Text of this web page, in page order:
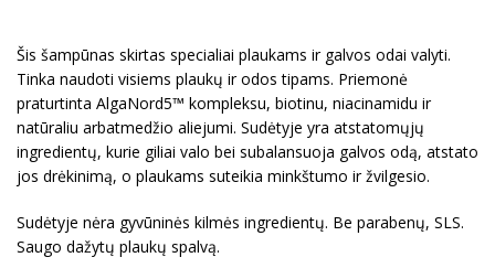
Šis šampūnas skirtas specialiai plaukams ir galvos odai valyti.
Tinka naudoti visiems plaukų ir odos tipams. Priemonė
praturtinta AlgaNord5™ kompleksu, biotinu, niacinamidu ir
natūraliu arbatmedžio aliejumi. Sudėtyje yra atstatomųjų
ingredientų, kurie giliai valo bei subalansuoja galvos odą, atstato
jos drėkinimą, o plaukams suteikia minkštumo ir žvilgesio.
Sudėtyje nėra gyvūninės kilmės ingredientų. Be parabenų, SLS.
Saugo dažytų plaukų spalvą.